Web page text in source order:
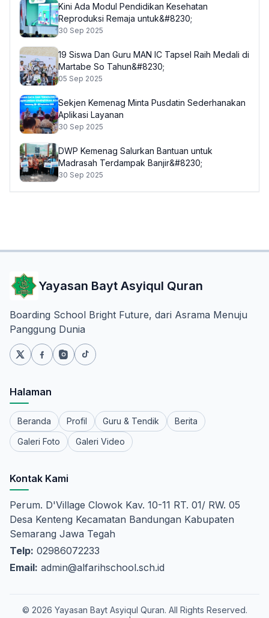
Kini Ada Modul Pendidikan Kesehatan
Reproduksi Remaja untuk&#8230;
30 Sep 2025
19 Siswa Dan Guru MAN IC Tapsel Raih Medali di
Martabe So Tahun&#8230;
05 Sep 2025
Sekjen Kemenag Minta Pusdatin Sederhanakan
Aplikasi Layanan
30 Sep 2025
DWP Kemenag Salurkan Bantuan untuk
Madrasah Terdampak Banjir&#8230;
30 Sep 2025
Yayasan Bayt Asyiqul Quran
Boarding School Bright Future, dari Asrama Menuju
Panggung Dunia
Halaman
Beranda Profil Guru & Tendik
Berita
Galeri Foto
Galeri Video
Kontak Kami
Perum. D'Village Clowok Kav. 10-11 RT. 01/ RW. 05
Desa Kenteng Kecamatan Bandungan Kabupaten
Semarang Jawa Tegah
Telp: 02986072233
Email: admin@alfarihschool.sch.id
© 2026 Yayasan Bayt Asyiqul Quran. All Rights Reserved.